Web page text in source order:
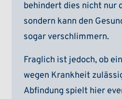
behindert dies nicht nur
sondern kann den
sogar verschlimmern.
Fraglich ist jedoch, ob
wegen Krankheit
Abfindung spielt hier